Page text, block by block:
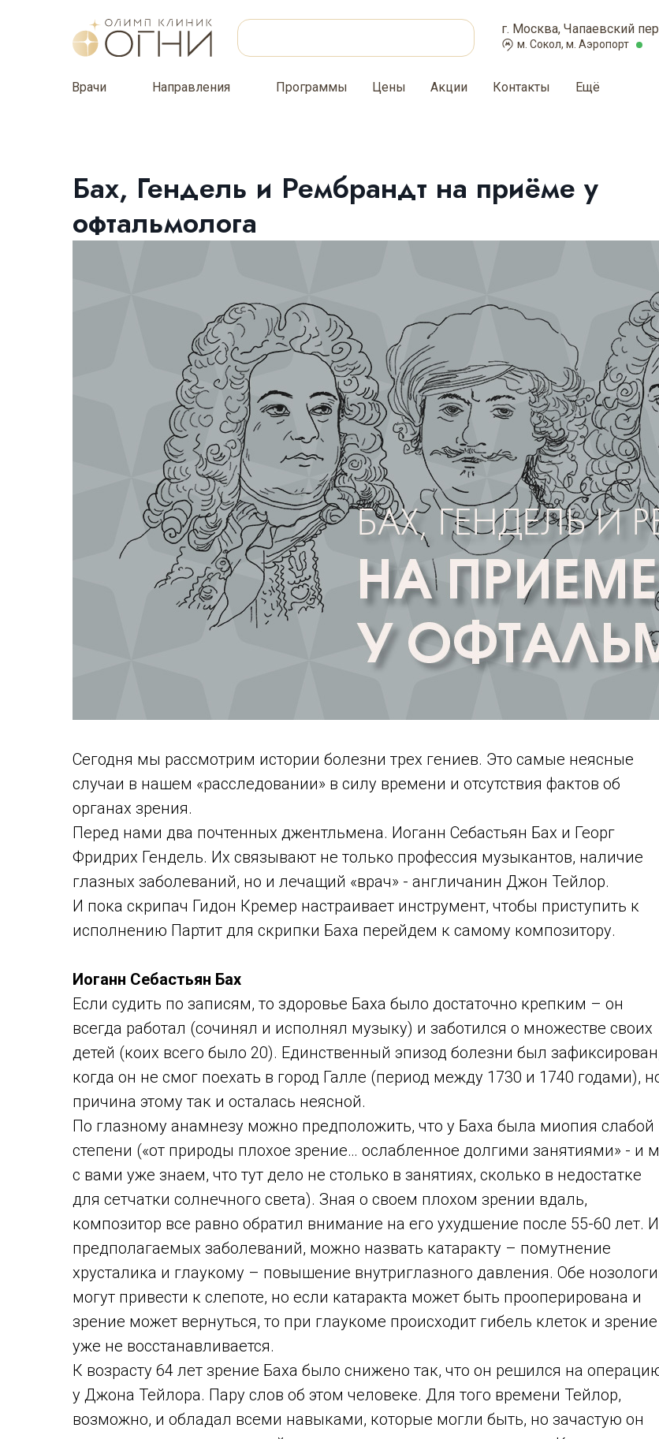
Ещё
Контакты
Акции
Цены
Программы
Направления
Врачи
м. Сокол, м. Аэропорт
г. Москва, Чапаевский
Бах, Гендель и Рембрандт на приёме у
офтальмолога
Сегодня мы рассмотрим истории болезни трех гениев. Это самые неясные
случаи в нашем «расследовании» в силу времени и отсутствия фактов об
органах зрения.
Перед нами два почтенных джентльмена. Иоганн Себастьян Бах и Георг
Фридрих Гендель. Их связывают не только профессия музыкантов, наличие
глазных заболеваний, но и лечащий «врач» - англичанин Джон Тейлор.
И пока скрипач Гидон Кремер настраивает инструмент, чтобы приступить к
исполнению Партит для скрипки Баха перейдем к самому композитору.
Иоганн Себастьян Бах
Если судить по записям, то здоровье Баха было достаточно крепким – он
всегда работал (сочинял и исполнял музыку) и заботился о множестве своих
детей (коих всего было 20). Единственный эпизод болезни был
когда он не смог поехать в город Галле (период между 1730 и 1740 годами),
причина этому так и осталась неясной.
По глазному анамнезу можно предположить, что у Баха была миопия слабой
степени («от природы плохое зрение… ослабленное долгими занятиями» - и
с вами уже знаем, что тут дело не столько в занятиях, сколько в недостатке
для сетчатки солнечного света). Зная о своем плохом зрении вдаль,
композитор все равно обратил внимание на его ухудшение после 55-60 лет.
предполагаемых заболеваний, можно назвать катаракту – помутнение
хрусталика и глаукому – повышение внутриглазного давления. Обе
могут привести к слепоте, но если катаракта может быть прооперирована и
зрение может вернуться, то при глаукоме происходит гибель клеток и зрение
уже не восстанавливается.
К возрасту 64 лет зрение Баха было снижено так, что он решился на
у Джона Тейлора. Пару слов об этом человеке. Для того времени Тейлор,
возможно, и обладал всеми навыками, которые могли быть, но зачастую он